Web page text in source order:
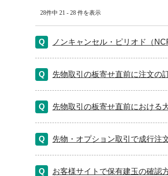
28件中 21 - 28 件を表示
ノンキャンセル・ピリオド（
先物取引の板寄せ直前に注文の
先物取引の板寄せ直前における
先物・オプション取引で成行注
お客様サイトで保有建玉の確認